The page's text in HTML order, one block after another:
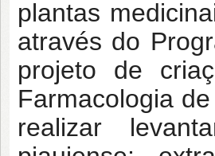
plantas
através do
projeto de
Farmacologia
realizar